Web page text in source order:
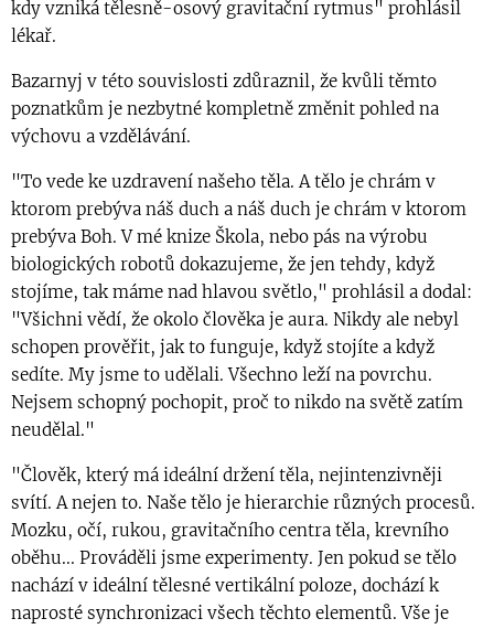
kdy vzniká tělesně-osový gravitační rytmus" prohlásil
lékař.
Bazarnyj v této souvislosti zdůraznil, že kvůli těmto
poznatkům je nezbytné kompletně změnit pohled na
výchovu a vzdělávání.
"To vede ke uzdravení našeho těla. A tělo je chrám v
ktorom prebýva náš duch a náš duch je chrám v ktorom
prebýva Boh. V mé knize Škola, nebo pás na výrobu
biologických robotů dokazujeme, že jen tehdy, když
stojíme, tak máme nad hlavou světlo," prohlásil a dodal:
"Všichni vědí, že okolo člověka je aura. Nikdy ale nebyl
schopen prověřit, jak to funguje, když stojíte a když
sedíte. My jsme to udělali. Všechno leží na povrchu.
Nejsem schopný pochopit, proč to nikdo na světě zatím
neudělal."
"Člověk, který má ideální držení těla, nejintenzivněji
svítí. A nejen to. Naše tělo je hierarchie různých procesů.
Mozku, očí, rukou, gravitačního centra těla, krevního
oběhu... Prováděli jsme experimenty. Jen pokud se tělo
nachází v ideální tělesné vertikální poloze, dochází k
naprosté synchronizaci všech těchto elementů. Vše je